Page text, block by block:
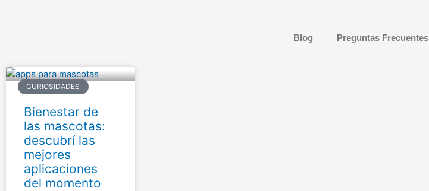
Blog Preguntas Frecuentes
CURIOSIDADES
Bienestar de
las mascotas:
descubrí las
mejores
aplicaciones
del momento